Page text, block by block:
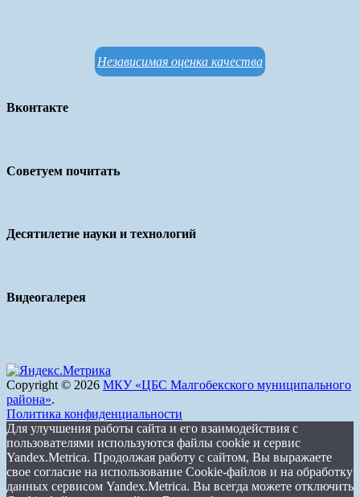
Независимая оценка качества
Вконтакте
Советуем почитать
Десятилетие науки и технологий
Видеогалерея
Copyright © 2026 МКУ «ЦБС Малгобекского муниципального
района».
Политика конфиденциальности
Для улучшения работы сайта и его взаимодействия с
пользователями используются файлы cookie и сервис
Yandex.Metrica. Продолжая работу с сайтом, Вы выражаете
свое согласие на использование Cookie-файлов и на обработку
данных сервисом Yandex.Metrica. Вы всегда можете отключить